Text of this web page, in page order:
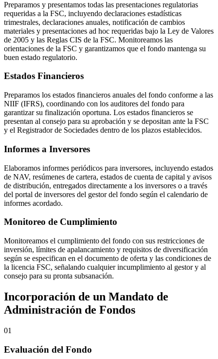
Preparamos y presentamos todas las presentaciones regulatorias
requeridas a la FSC, incluyendo declaraciones estadísticas
trimestrales, declaraciones anuales, notificación de cambios
materiales y presentaciones ad hoc requeridas bajo la Ley de Valores
de 2005 y las Reglas CIS de la FSC. Monitoreamos las
orientaciones de la FSC y garantizamos que el fondo mantenga su
buen estado regulatorio.
Estados Financieros
Preparamos los estados financieros anuales del fondo conforme a las
NIIF (IFRS), coordinando con los auditores del fondo para
garantizar su finalización oportuna. Los estados financieros se
presentan al consejo para su aprobación y se depositan ante la FSC
y el Registrador de Sociedades dentro de los plazos establecidos.
Informes a Inversores
Elaboramos informes periódicos para inversores, incluyendo estados
de NAV, resúmenes de cartera, estados de cuenta de capital y avisos
de distribución, entregados directamente a los inversores o a través
del portal de inversores del gestor del fondo según el calendario de
informes acordado.
Monitoreo de Cumplimiento
Monitoreamos el cumplimiento del fondo con sus restricciones de
inversión, límites de apalancamiento y requisitos de diversificación
según se especifican en el documento de oferta y las condiciones de
la licencia FSC, señalando cualquier incumplimiento al gestor y al
consejo para su pronta subsanación.
Incorporación de un Mandato de
Administración de Fondos
01
Evaluación del Fondo